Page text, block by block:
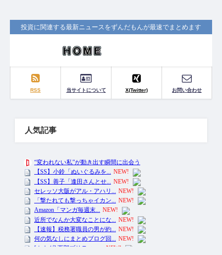
投資に関連する最新ニュースをずんだもんが最速でまとめます
RSS 当サイトについて X(Twitter) お問い合わせ
人気記事